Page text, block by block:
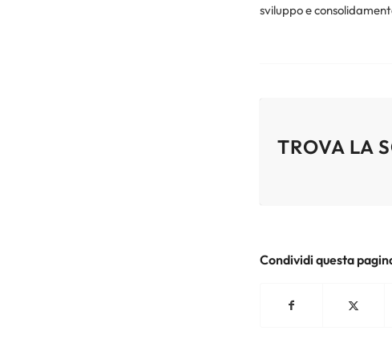
sviluppo e
TROVA LA
Condividi questa